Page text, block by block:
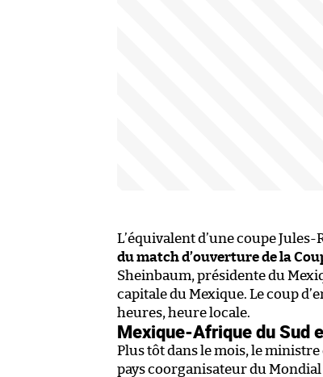
L’équivalent d’une coupe Jules-
du match d’ouverture de la
Sheinbaum, présidente du
capitale du Mexique. Le coup
heures, heure locale.
Mexique-Afrique du Sud
Plus tôt dans le mois, le ministre
pays coorganisateur du Mondial